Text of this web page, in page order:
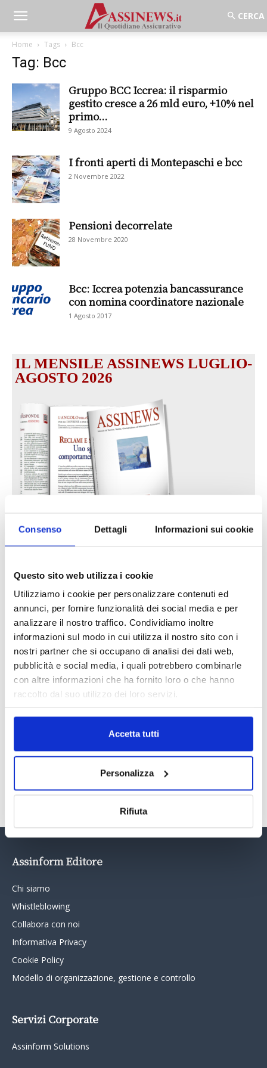
Consenso Dettagli Informazioni sui cookie
Questo sito web utilizza i cookie
Utilizziamo i cookie per personalizzare contenuti ed
annunci, per fornire funzionalità dei social media e per
analizzare il nostro traffico. Condividiamo inoltre
informazioni sul modo in cui utilizza il nostro sito con i
nostri partner che si occupano di analisi dei dati web,
pubblicità e social media, i quali potrebbero combinarle
con altre informazioni che ha fornito loro o che hanno
raccolto dal suo utilizzo dei loro servizi.
Accetta tutti
Personalizza
Rifiuta
Home Tags Bcc
Tag: Bcc
Gruppo BCC Iccrea: il risparmio
gestito cresce a 26 mld euro, +10% nel
primo...
9 Agosto 2024
I fronti aperti di Montepaschi e bcc
2 Novembre 2022
Pensioni decorrelate
28 Novembre 2020
Bcc: Iccrea potenzia bancassurance
con nomina coordinatore nazionale
1 Agosto 2017
IL MENSILE ASSINEWS LUGLIO-
AGOSTO 2026
LA GESTIONE DELLA REPUTAZIONE.
RECENSIONI E CRISI DIGITALI
Il “Modulo CAI” diventa digitale
30 Giugno 2026
PREMI 2025. I TOP TEN
30 Giugno 2026
Assinform Editore
Chi siamo
Whistleblowing
Collabora con noi
Informativa Privacy
Cookie Policy
Modello di organizzazione, gestione e controllo
Servizi Corporate
Assinform Solutions